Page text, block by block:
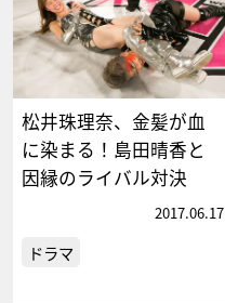
松井珠理奈、金髪が血
に染まる！島田晴香と
因縁のライバル対決
2017.06.17
ドラマ